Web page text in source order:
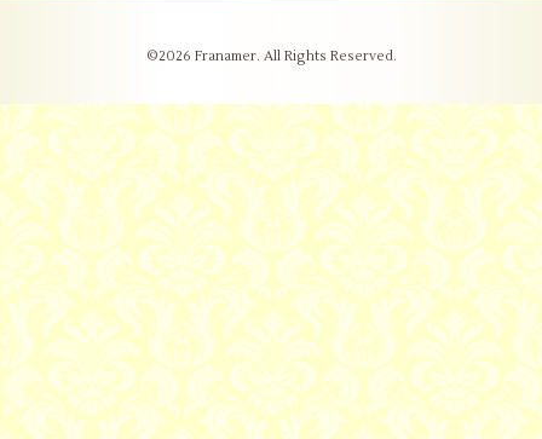
©2026 Franamer. All Rights Reserved.